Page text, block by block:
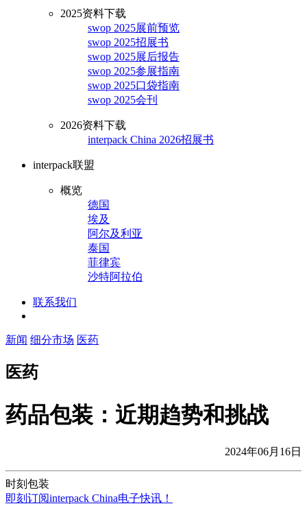
2025资料下载
swop 2025展前预览
swop 2025招展书
swop 2025展后报告
swop 2025参展指南
swop 2025口袋指南
swop 2025会刊
2026资料下载
interpack China 2026招展书
interpack联盟
概览
德国
埃及
阿尔及利亚
泰国
菲律宾
沙特阿拉伯
联系我们
新闻 细分市场 医药
医药
药品包装：近期趋势和挑战
2024年06月16日
时刻包装
即刻订阅interpack China电子快讯！